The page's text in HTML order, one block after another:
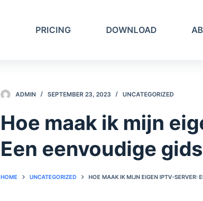
PRICING DOWNLOAD
ADMIN SEPTEMBER 23, 2023 UNCATEGORIZED
Hoe maak ik mijn
Een eenvoudige
HOME UNCATEGORIZED HOE MAAK IK MIJN EIGEN IPTV-SERVER: